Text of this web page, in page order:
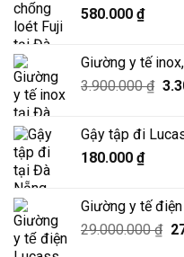
580.000 ₫
Giường y tế
3.900.000₫ Giá
Gậy tập đi
180.000 ₫
Giường y tế
29.000.000₫